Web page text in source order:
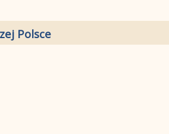
Polsce